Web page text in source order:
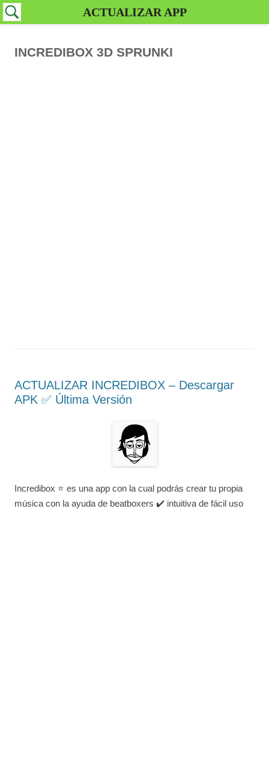
INCREDIBOX 3D SPRUNKI
ACTUALIZAR INCREDIBOX – Descargar
APK ✅️ Última Versión
Incredibox ⭐ es una app con la cual podrás crear tu propia
música con la ayuda de beatboxers ✔️ intuitiva de fácil uso
ACTUALIZAR APP